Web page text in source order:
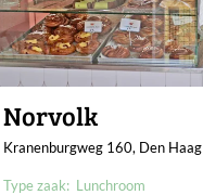
Norvolk
Kranenburgweg 160, Den Haag
Type zaak: Lunchroom